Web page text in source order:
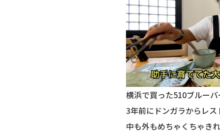
横浜で買った510ブルーバ
3年前にドンガラからレ
中も外もめちゃくちゃき